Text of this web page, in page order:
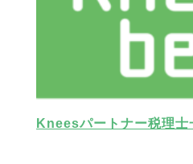
Kneesパートナー税理士